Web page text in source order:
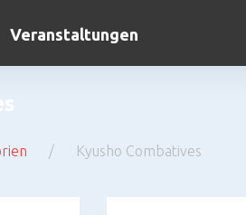
Veranstaltungen
/ Kyusho Combatives